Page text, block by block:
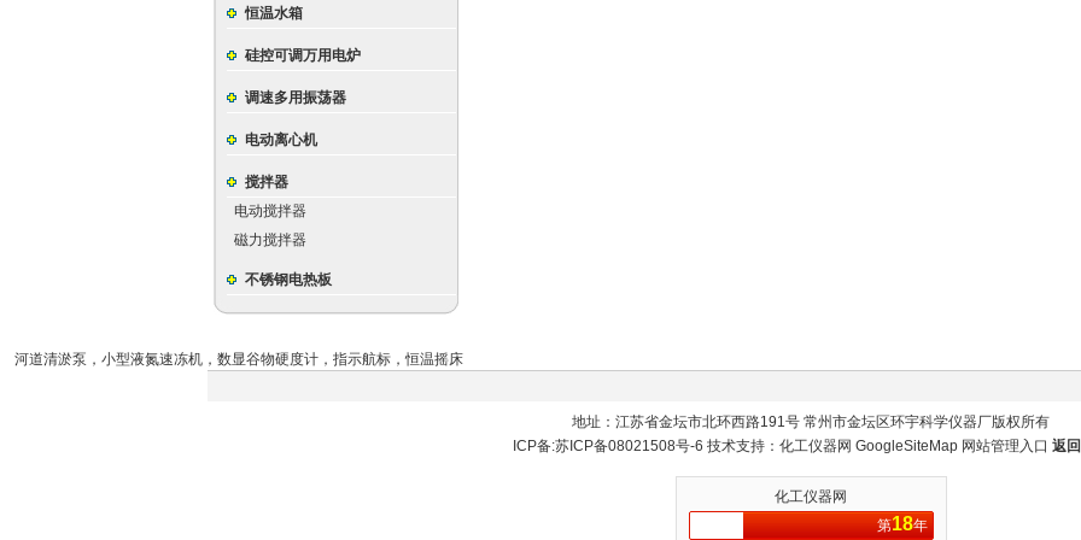
恒温水箱
硅控可调万用电炉
调速多用振荡器
电动离心机
搅拌器
电动搅拌器
磁力搅拌器
不锈钢电热板
河道清淤泵 ， 小型液氮速冻机 ， 数显谷物硬度计 ， 指示航标 ，恒温摇床
地址：江苏省金坛市北环西路191号 常州市金坛区环宇科学仪器厂版权所有
ICP备:苏ICP备08021508号-6 技术支持： 化工仪器网 GoogleSiteMap 网站管理入口 返
化工仪器网
第18年